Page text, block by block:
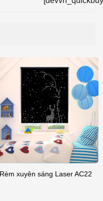
Rèm xuyên sáng Laser AC22